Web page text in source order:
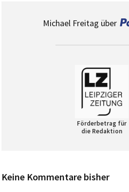
Michael Freitag über
Förderbetrag für
die Redaktion
Keine Kommentare bisher